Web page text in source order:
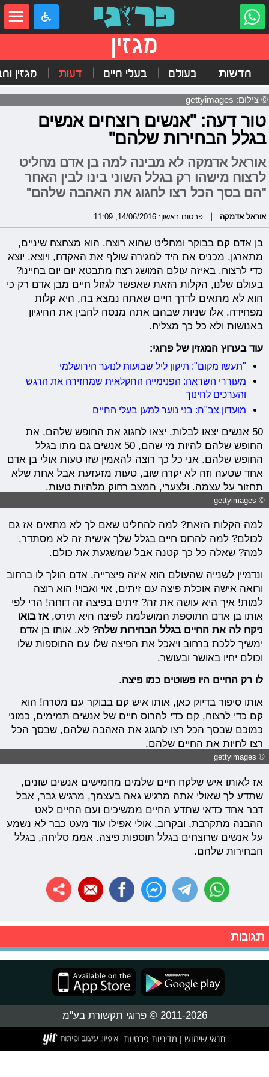
מגזין
חדשות בעולם בעלי חיים דעות מגזין
© צילום: gettyimages
טור דעה: "אנשים רוצחים אנשים
בגלל הבחירות שלהם"
אוראל אדמקה לא מבינה למה בן אדם מחליט
לרצוח מישהו רק בגלל השוני בינו לבין האחר
"הם בסך הכל רצו לחגוג את האהבה שלהם"
אוראל אדמקה פרסום ראשון: 14/06/2016, 11:09
בן אדם קם בבוקר ומחליט שהוא רוצח. הוא מצחצח שיניים,
מתארגן, מכניס את היד למגירה שולף את האקדח, ויוצא, יוצא
כדי לרצוח. באיזה עולם המושג רצח מתבטא יום יום בחיינו?
בעולם שלנו, הקלות הזאת שאפשר לגזול חיים מבן אדם רק כי
הוא לא מתאים לדרך חיים שאתה נמצא בה, היא קלות
מפחידה. אלו שניות שבהם אתה מנסה להבין את ההיגיון
באנושות ולא כל כך מצליח.
עוד בערוץ המגזין של פרוגי:
"תעשו מקום": תיקון ליל שבועות לנוער הירושלמי
מעוררי השראה: הפנימייה החקלאית שמחזירה את הרגש
והערכים לחינוך
מועדון צב"ח: בני נוער למען בעלי החיים
50 אנשים יצאו לבלות, יצאו לחגוג את החופש שלהם, את
החופש שלהם להיות מי שהם, 50 אנשים גם מתו בגלל
החופש שלהם. אני כל כך רוצה להאמין שזו טעות אולי בן אדם
אחד שטעה וזה לא יקרה שוב, טעות מזעזעת אבל אחת שלא
תחזור על עצמה. ולצערי, המצב רחוק מלהיות טעות.
© gettyimages
למה הקלות הזאת? למה להחליט שאם לך לא מתאים אז גם
לכולם? למה להרוס חיים בגלל שלך אישית זה לא מסתדר,
למה? שאלה כל כך קטנה אבל שמשגעת את כולם.
ונדמיין לשנייה שהעולם הוא איזה פיצרייה, אדם הולך לו ברחוב
ורואה אישה אוכלת פיצה עם זיתים, אוי ואבוי! הוא רוצה
למות! איך היא עושה את זה? זיתים בפיצה זה דוחה! הרי לפי
אותו בן אדם התוספת המושלמת לפיצה היא תירס, אז בואו
ניקח לה את החיים בגלל הבחירות שלה? לא. אותו בן אדם
ימשיך ללכת ברחוב ויאכל את הפיצה שלו עם התוספות שלו
וכולם יחיו באושר ובעושר.
לו רק החיים היו פשוטים כמו פיצה.
אותו סיפור בדיוק כאן, אותו איש קם בבוקר עם מטרה! הוא
קם כדי לרצוח, קם כדי להרוס חיים של אנשים תמימים, כמוני
כמוכם שבסך הכל רצו לחגוג את האהבה שלהם, שבסך הכל
רצו לחיות את החיים שלהם.
© gettyimages
אז לאותו איש שלקח חיים שלמים מחמישים אנשים שונים,
שתדע לך שאולי אתה מרגיש גאה בעצמך, מרגיש גבר, אבל
דבר אחד כדאי שתדע החיים ממשיכים ועם החיים לאט
ההבנה מתקרבת, ובקרוב, אולי אפילו עוד מעט כבר לא נשמע
על אנשים שרוצחים בגלל תוספות פיצה. אממ סליחה, בגלל
הבחירות שלהם.
תגובות
2011-2026 © פרוגי תקשורת בע"מ
תנאי שימוש | מדיניות פרטיות